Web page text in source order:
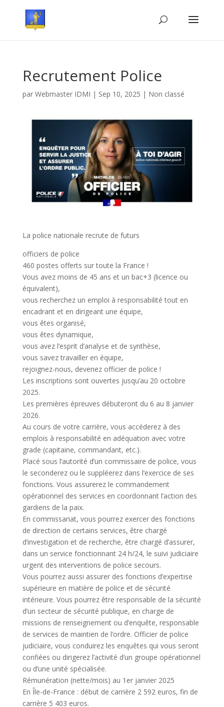
Recrutement Police
par Webmaster IDMI | Sep 10, 2025 | Non classé
La police nationale recrute de futurs
officiers de police
460 postes offerts sur toute la France !
Vous avez moins de 45 ans et un bac+3 (licence ou
équivalent),
vous recherchez un emploi à responsabilité tout en
encadrant et en dirigeant une équipe,
vous êtes organisé,
vous êtes dynamique,
vous avez l’esprit d’analyse et de synthèse,
vous savez travailler en équipe,
rejoignez-nous, devenez officier de police !
Les inscriptions sont ouvertes jusqu’au 20 octobre
2025.
Les premières épreuves débuteront du 6 au 8 janvier
2026.
Au cours de votre carrière, vous accéderez à des
emplois à responsabilité en adéquation avec votre
grade (capitaine, commandant, etc.).
Placé sous l’autorité d’un commissaire de police, vous
le seconderez ou le suppléerez dans l’exercice de ses
fonctions. Vous assurerez le commandement
opérationnel des services en coordonnant l’action des
gardiens de la paix.
En commissariat, vous pourrez exercer des fonctions
de direction de certains services, être chargé
d’investigation et de recherche, être chargé d’assurer,
dans un service fonctionnant 24 h/24, le suivi judiciaire
urgent des interventions de police secours.
Vous pourrez aussi assurer des fonctions d’expertise
supérieure en matière de police et de sécurité
intérieure. Vous pourrez être responsable de la sécurité
d’un secteur de sécurité publique, en charge de
missions de renseignement ou d’enquête, responsable
de services de maintien de l’ordre. Officier de police
judiciaire, vous conduirez les enquêtes qui vous seront
confiées ou dirigerez l’activité d’un groupe opérationnel
ou d’une unité spécialisée.
Rémunération (nette/mois) au 1er janvier 2025
En Île-de-France : début de carrière 2 592 euros, fin de
carrière 5 403 euros.